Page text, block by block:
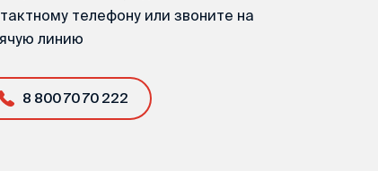
телефону или звоните на
линию
8 800 70 70 222